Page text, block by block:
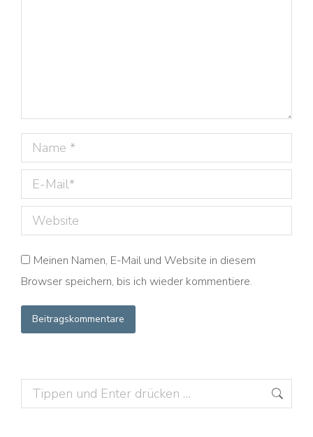
Name *
E-Mail *
Website
Meinen Namen, E-Mail und Website in diesem
Browser speichern, bis ich wieder kommentiere.
Beitragskommentare
Search: